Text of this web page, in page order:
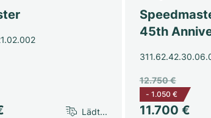
Lädt...
45th
11.700 €
12.750 €
- 1.050 €